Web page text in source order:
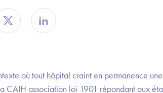
sur Facebook
Partager sur TwitterPartager sur Linkedin
où tout hôpital craint en permanence
CAIH association loi 1901 répondant aux